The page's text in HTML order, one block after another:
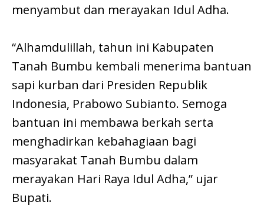
menyambut dan merayakan Idul Adha.
“Alhamdulillah, tahun ini Kabupaten
Tanah Bumbu kembali menerima bantuan
sapi kurban dari Presiden Republik
Indonesia, Prabowo Subianto. Semoga
bantuan ini membawa berkah serta
menghadirkan kebahagiaan bagi
masyarakat Tanah Bumbu dalam
merayakan Hari Raya Idul Adha,” ujar
Bupati.